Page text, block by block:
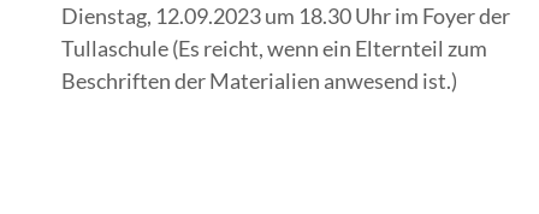
Dienstag, 12.09.2023 um 18.30 Uhr im Foyer der
Tullaschule (Es reicht, wenn ein Elternteil zum
Beschriften der Materialien anwesend ist.)